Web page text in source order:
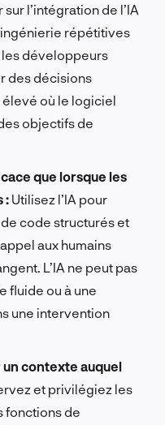
l’intégration de l’IA
répétitives
les développeurs
des décisions
où le logiciel
objectifs de
que lorsque les
: Utilisez l’IA pour
code structurés et
aux humains
L’IA ne peut pas
fluide ou à une
une intervention
un contexte auquel
et privilégiez les
fonctions de